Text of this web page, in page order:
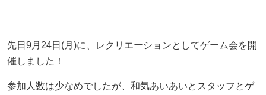
先日9月24日(月)に、レクリエーションとしてゲーム会を開
催しました！
参加人数は少なめでしたが、和気あいあいとスタッフとゲ